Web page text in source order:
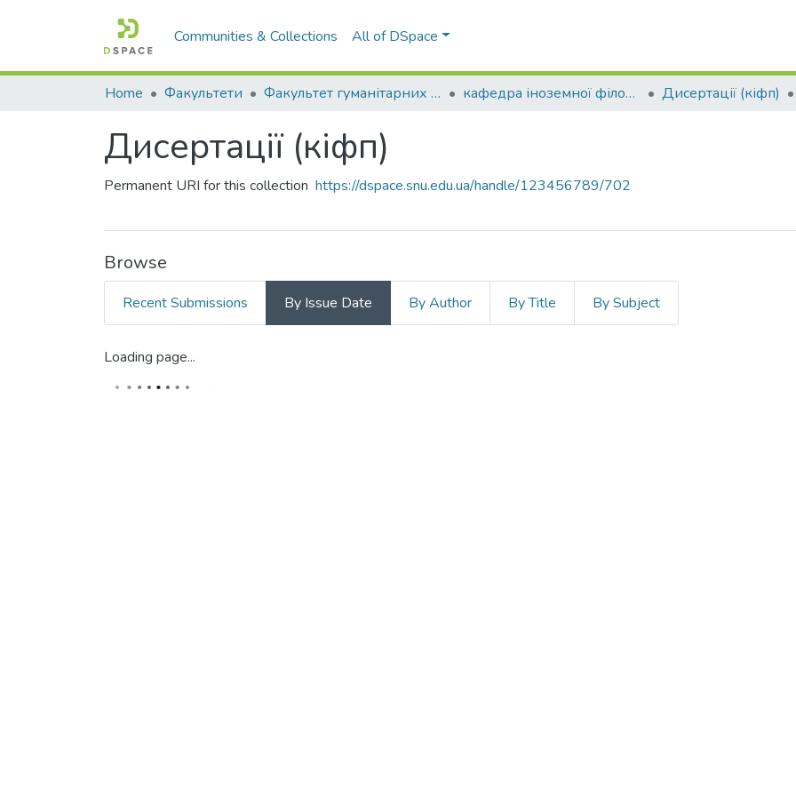
Communities & Collections All of DSpace
Home Факультети Факультет гуманітарних та соціальних наук кафедра іноземної філології та перекладу Дисертації (кіфп)
Дисертації (кіфп)
Permanent URI for this collection https://dspace.snu.edu.ua/handle/123456789/702
Browse
Recent Submissions By Issue Date By Author By Title By Subject
Loading page...